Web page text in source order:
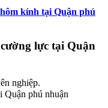
kính tại Quận phú
lực tại Quận
nghiệp.
phú nhuận